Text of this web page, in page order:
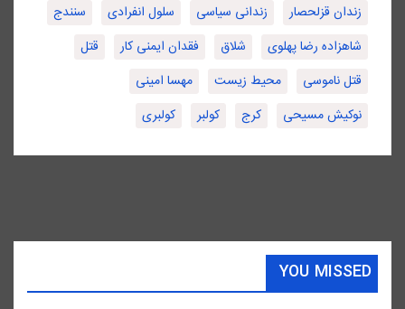
زندان قزلحصار
زندانی سیاسی سلول انفرادی
سنندج
شاهزاده رضا پهلوی
شلاق فقدان ایمنی کار
قتل
قتل ناموسی
محیط زیست
مهسا امینی
نوکیش مسیحی
کرج کولبر کولبری
YOU MISSED